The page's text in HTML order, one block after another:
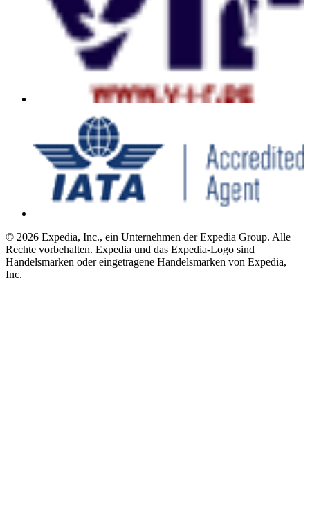
© 2026 Expedia, Inc., ein Unternehmen der Expedia Group. Alle
Rechte vorbehalten. Expedia und das Expedia-Logo sind
Handelsmarken oder eingetragene Handelsmarken von Expedia,
Inc.